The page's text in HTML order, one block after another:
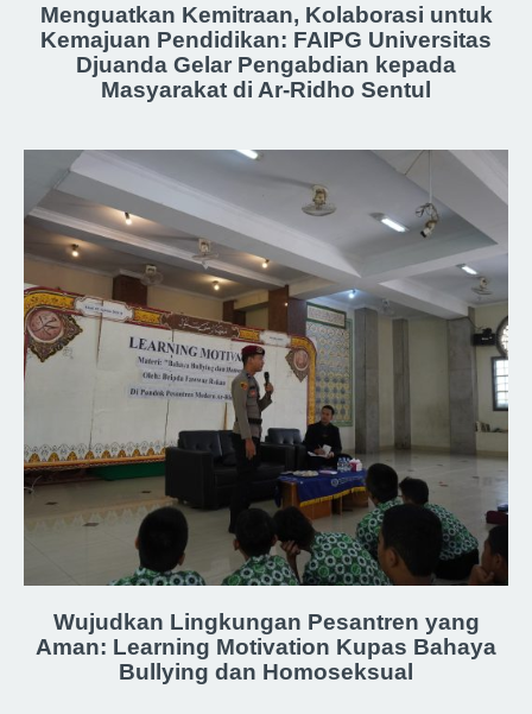
Menguatkan Kemitraan, Kolaborasi untuk
Kemajuan Pendidikan: FAIPG Universitas
Djuanda Gelar Pengabdian kepada
Masyarakat di Ar-Ridho Sentul
Wujudkan Lingkungan Pesantren yang
Aman: Learning Motivation Kupas Bahaya
Bullying dan Homoseksual